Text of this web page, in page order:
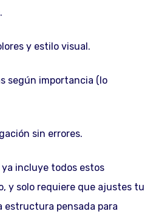
y estilo visual.
según importancia (lo
sin errores.
incluye todos estos
y solo requiere que ajustes tu
pensada para